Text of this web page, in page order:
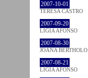
2007-10-01
TERESA CASTRO
2007-09-20
LÍGIA AFONSO
2007-08-30
JOANA BÉRTHOLO
2007-08-21
LÍGIA AFONSO